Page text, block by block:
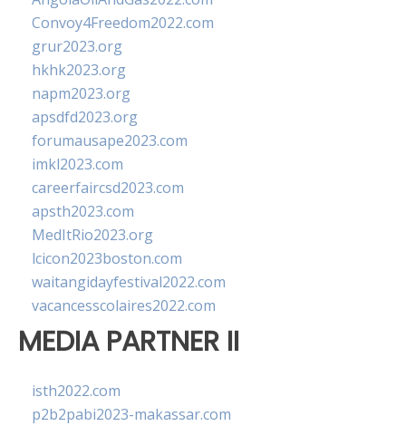
Convoy4Freedom2022.com
grur2023.org
hkhk2023.org
napm2023.org
apsdfd2023.org
forumausape2023.com
imkl2023.com
careerfaircsd2023.com
apsth2023.com
MedItRio2023.org
lcicon2023boston.com
waitangidayfestival2022.com
vacancesscolaires2022.com
MEDIA PARTNER II
isth2022.com
p2b2pabi2023-makassar.com